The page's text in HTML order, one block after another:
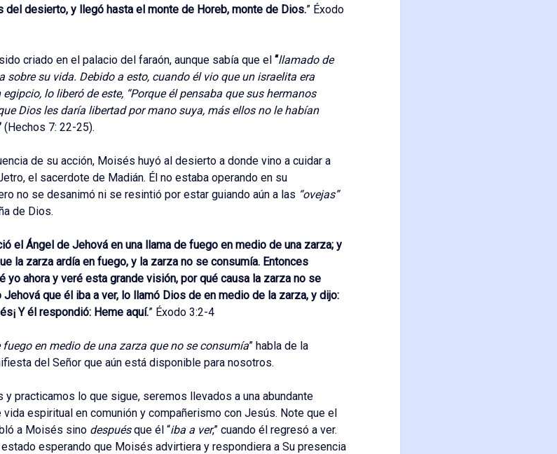
del desierto, y llegó hasta el monte de Horeb, monte de Dios.” Éxodo
criado en el palacio del faraón, aunque sabía que el“llamado de
sobre su vida. Debido a esto, cuando él vio que un israelita era
lo liberó de este, “Porque él pensaba que sus hermanos
Dios les daría libertad por mano suya, más ellos no le habían
(Hechos 7: 22-25).
de su acción, Moisés huyó al desierto a donde vino a cuidar a
el sacerdote de Madián. Él no estaba operando en su
no se desanimó ni se resintió por estar guiando aún a las “ovejas”
de Dios.
el Ángel de Jehová en una llama de fuego en medio de una zarza; y
la zarza ardía en fuego, y la zarza no se consumía. Entonces
yo ahora y veré esta grande visión, por qué causa la zarza no se
Jehová que él iba a ver, lo llamó Dios de en medio de la zarza, y dijo:
Y él respondió: Heme aquí.” Éxodo 3:2-4
en medio de una zarza que no se consumía” habla de la
del Señor que aún está disponible para nosotros.
y practicamos lo que sigue, seremos llevados a una abundante
vida espiritual en comunión y compañerismo con Jesús. Note que el
a Moisés sino despuésque él “iba a ver,” cuando él regresó a ver.
estado esperando que Moisés advirtiera y respondiera a Su presencia